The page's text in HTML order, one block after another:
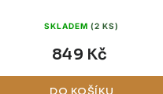
SKLADEM(2 KS)
849 Kč
DO KOŠÍKU